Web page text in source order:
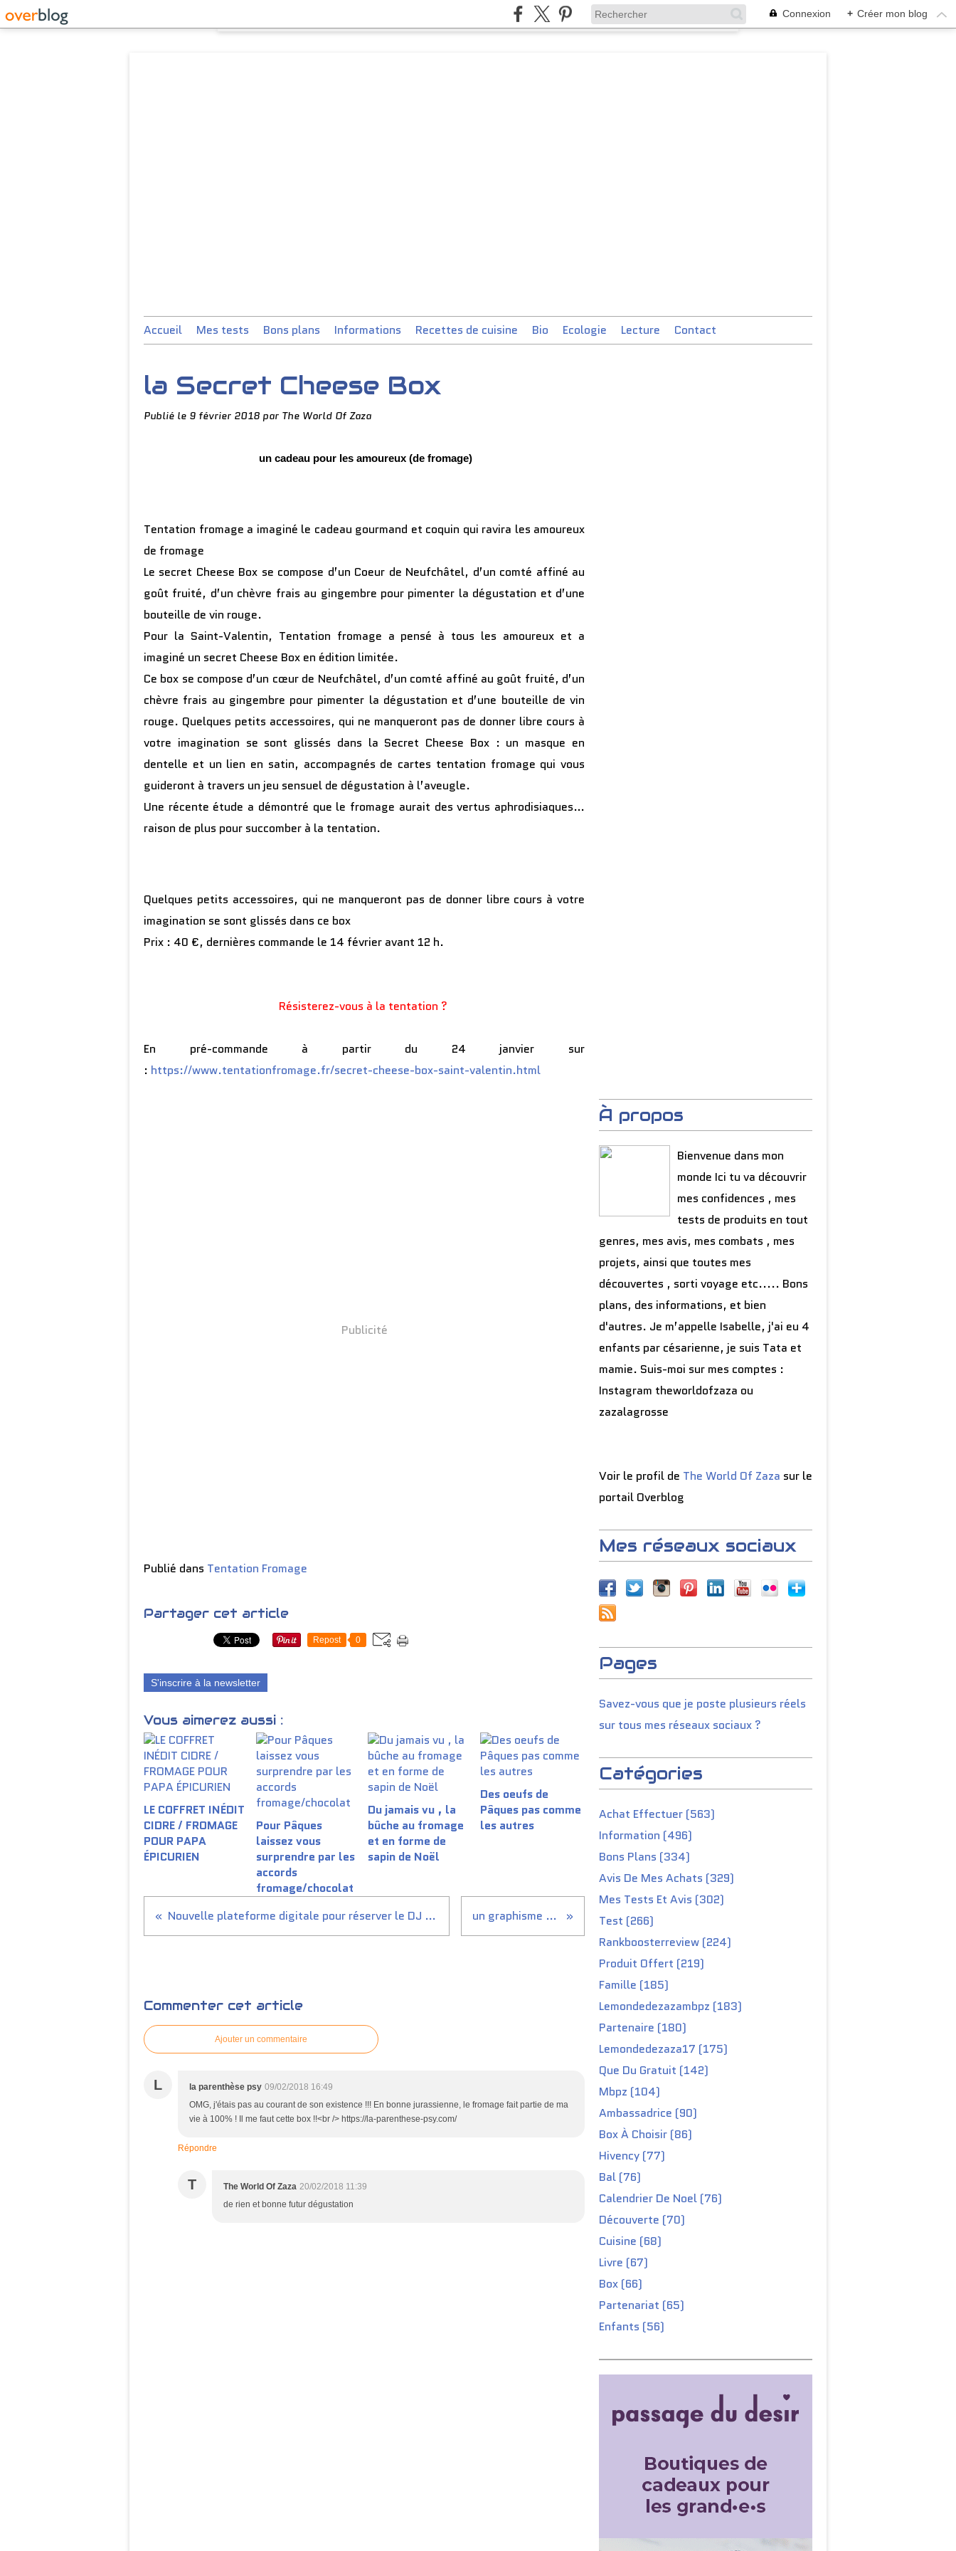
Connexion + Créer mon blog
Accueil Mes tests Bons plans Informations Recettes de cuisine Bio Ecologie Lecture Contact
la Secret Cheese Box
Publié le 9 février 2018 par The World Of Zaza
un cadeau pour les amoureux (de fromage)
Tentation fromage a imaginé le cadeau gourmand et coquin qui ravira les amoureux
de fromage
Le secret Cheese Box se compose d’un Coeur de Neufchâtel, d’un comté affiné au
goût fruité, d’un chèvre frais au gingembre pour pimenter la dégustation et d’une
bouteille de vin rouge.
Pour la Saint-Valentin, Tentation fromage a pensé à tous les amoureux et a
imaginé un secret Cheese Box en édition limitée.
Ce box se compose d’un cœur de Neufchâtel, d’un comté affiné au goût fruité, d’un
chèvre frais au gingembre pour pimenter la dégustation et d’une bouteille de vin
rouge. Quelques petits accessoires, qui ne manqueront pas de donner libre cours à
votre imagination se sont glissés dans la Secret Cheese Box : un masque en
dentelle et un lien en satin, accompagnés de cartes tentation fromage qui vous
guideront à travers un jeu sensuel de dégustation à l’aveugle.
Une récente étude a démontré que le fromage aurait des vertus aphrodisiaques…
raison de plus pour succomber à la tentation.
Quelques petits accessoires, qui ne manqueront pas de donner libre cours à votre
imagination se sont glissés dans ce box
Prix : 40 €, dernières commande le 14 février avant 12 h.
Résisterez-vous à la tentation ?
En pré-commande à partir du 24 janvier sur
: https://www.tentationfromage.fr/secret-cheese-box-saint-valentin.html
Publicité
Publié dans Tentation Fromage
Partager cet article
Repost 0
S'inscrire à la newsletter
Vous aimerez aussi :
LE COFFRET INÉDIT
CIDRE / FROMAGE
POUR PAPA
ÉPICURIEN
Pour Pâques
laissez vous
surprendre par les
accords
fromage/chocolat
Du jamais vu , la
bûche au fromage
et en forme de
sapin de Noël
Des oeufs de
Pâques pas comme
les autres
Nouvelle plateforme digitale pour réserver le DJ de vos rêves en quelques clics un graphisme à mon image
Commenter cet article
Ajouter un commentaire
L la parenthèse psy 09/02/2018 16:49
OMG, j'étais pas au courant de son existence !!! En bonne jurassienne, le fromage fait partie de ma
vie à 100% ! Il me faut cette box !!<br /> https://la-parenthese-psy.com/
Répondre
T The World Of Zaza 20/02/2018 11:39
de rien et bonne futur dégustation
À propos
Bienvenue dans mon
monde Ici tu va découvrir
mes confidences , mes
tests de produits en tout
genres, mes avis, mes combats , mes
projets, ainsi que toutes mes
découvertes , sorti voyage etc..... Bons
plans, des informations, et bien
d'autres. Je m’appelle Isabelle, j'ai eu 4
enfants par césarienne, je suis Tata et
mamie. Suis-moi sur mes comptes :
Instagram theworldofzaza ou
zazalagrosse
Voir le profil de The World Of Zaza sur le
portail Overblog
Mes réseaux sociaux
Pages
Savez-vous que je poste plusieurs réels
sur tous mes réseaux sociaux ?
Catégories
Achat Effectuer (563)
Information (496)
Bons Plans (334)
Avis De Mes Achats (329)
Mes Tests Et Avis (302)
Test (266)
Rankboosterreview (224)
Produit Offert (219)
Famille (185)
Lemondedezazambpz (183)
Partenaire (180)
Lemondedezaza17 (175)
Que Du Gratuit (142)
Mbpz (104)
Ambassadrice (90)
Box À Choisir (86)
Hivency (77)
Bal (76)
Calendrier De Noel (76)
Découverte (70)
Cuisine (68)
Livre (67)
Box (66)
Partenariat (65)
Enfants (56)